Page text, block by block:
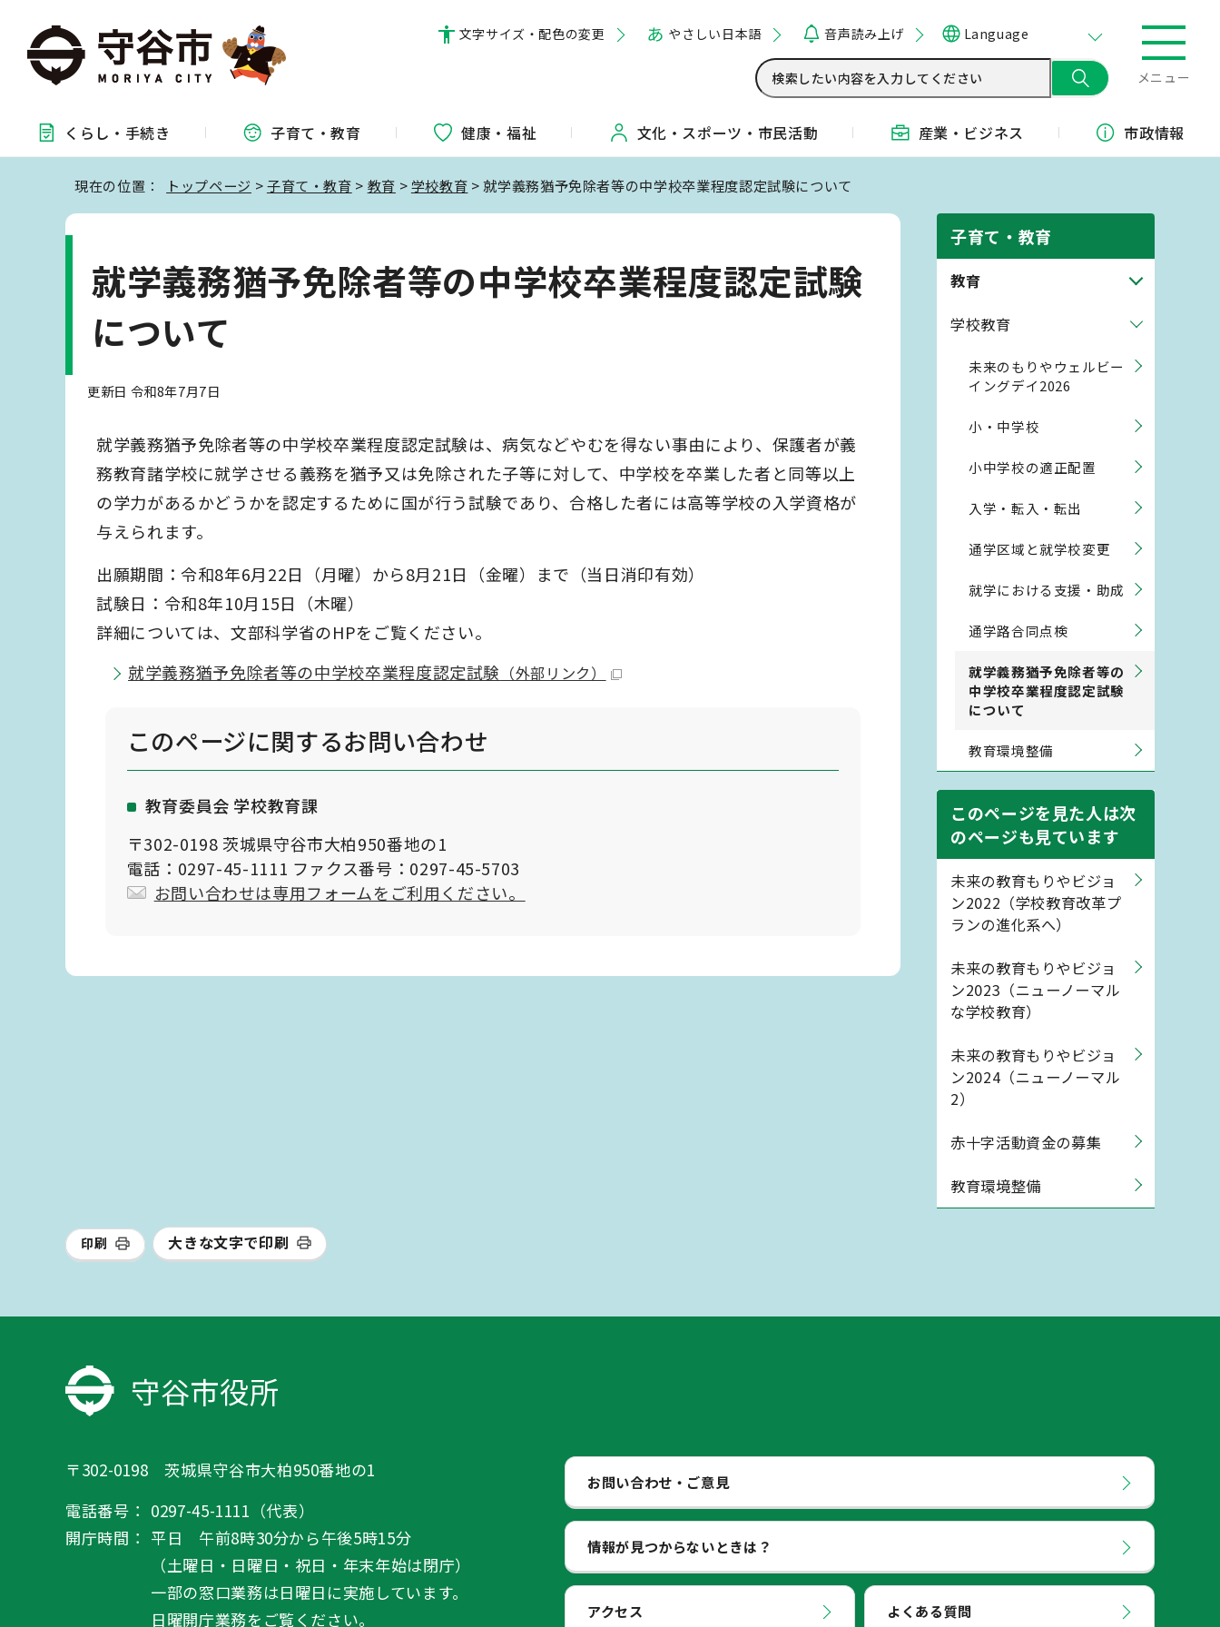
文字サイズ・配色の変更 やさしい日本語 音声読み上げ Language
メニュー
くらし・ 手続き 子育て・教育 健康・福祉 文化・ スポーツ・ 市民活動 産業・ ビジネス 市政情報
現在の位置： トップページ >子育て・教育 > 教育 >学校教育 > 就学義務猶予免除者等の中学校卒業程度認定試験について
就学義務猶予免除者等の中学校卒業程度認定試験
について
更新日 令和8年7月7日
就学義務猶予免除者等の中学校卒業程度認定試験は、病気などやむを得ない事由により、保護者が義
務教育諸学校に就学させる義務を猶予又は免除された子等に対して、中学校を卒業した者と同等以上
の学力があるかどうかを認定するために国が行う試験であり、合格した者には高等学校の入学資格が
与えられます。
出願期間：令和8年6月22日（月曜）から8月21日（金曜）まで（当日消印有効）
試験日：令和8年10月15日（木曜）
詳細については、文部科学省のHPをご覧ください。
就学義務猶予免除者等の中学校卒業程度認定試験 （外部リンク）
このページに関するお問い合わせ
教育委員会 学校教育課
〒302-0198 茨城県守谷市大柏950番地の1
電話：0297-45-1111 ファクス番号：0297-45-5703
お問い合わせは専用フォームをご利用ください。
子育て・教育
教育
学校教育
未来のもりやウェルビー
イングデイ2026
小・中学校
小中学校の適正配置
入学・転入・転出
通学区域と就学校変更
就学における支援・助成
通学路合同点検
就学義務猶予免除者等の
中学校卒業程度認定試験
について
教育環境整備
このページを見た人は次
のページも見ています
未来の教育もりやビジョ
ン2022（学校教育改革プ
ランの進化系へ）
未来の教育もりやビジョ
ン2023（ニューノーマル
な学校教育）
未来の教育もりやビジョ
ン2024（ニューノーマル
2）
赤十字活動資金の募集
教育環境整備
印刷 大きな文字で印刷
守谷市役所
〒302-0198 茨城県守谷市大柏950番地の1
電話番号： 0297-45-1111（代表）
開庁時間： 平日 午前8時30分から午後5時15分
（土曜日・日曜日・祝日・年末年始は閉庁）
一部の窓口業務は日曜日に実施しています。
日曜開庁業務をご覧ください。
お問い合わせ・ご意見
情報が見つからないときは？
アクセス よくある質問